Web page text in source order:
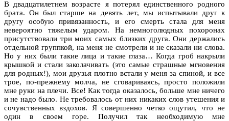
В двадцатилетнем возрасте я потерял единственного родного
брата. Он был старше на девять лет, мы испытывали друг к
другу особую привязанность, и его смерть стала для меня
невероятно тяжелым ударом. На немноголюдных похоронах
присутствовали три моих самых близких друга. Они держались
отдельной группкой, на меня не смотрели и не сказали ни слова.
Но у них были такие лица и такие глаза… Когда гроб накрыли
крышкой и стали заколачивать (это самые страшные мгновения
для родных!), мои друзья плотно встали у меня за спиной, и все
трое, по-прежнему молча, не сговариваясь, просто положили
мне руки на плечи. Все! Как тогда оказалось, больше мне ничего
и не надо было. Не требовалось от них никаких слов утешения и
сочувственных вздохов. Я совершенно четко ощутил, что не
один в своем горе. Получил так необходимую мне